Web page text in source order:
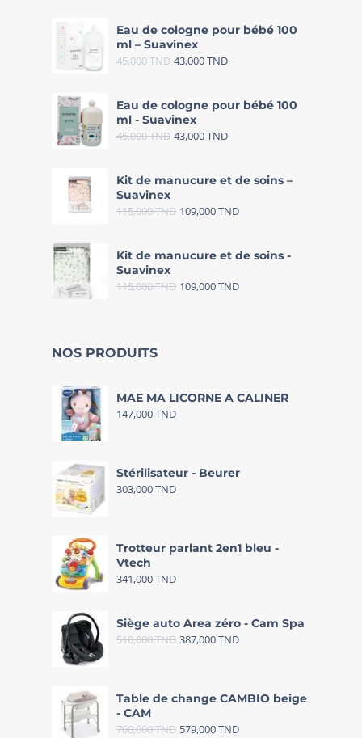
Eau de cologne pour bébé 100
ml – Suavinex
45,000TND 43,000TND
Eau de cologne pour bébé 100
ml - Suavinex
45,000TND 43,000TND
Kit de manucure et de soins –
Suavinex
115,000TND 109,000TND
Kit de manucure et de soins -
Suavinex
115,000TND 109,000TND
NOS PRODUITS
MAE MA LICORNE A CALINER
147,000TND
Stérilisateur - Beurer
303,000TND
Trotteur parlant 2en1 bleu -
Vtech
341,000TND
Siège auto Area zéro - Cam Spa
510,000TND 387,000TND
Table de change CAMBIO beige
- CAM
700,000TND 579,000TND